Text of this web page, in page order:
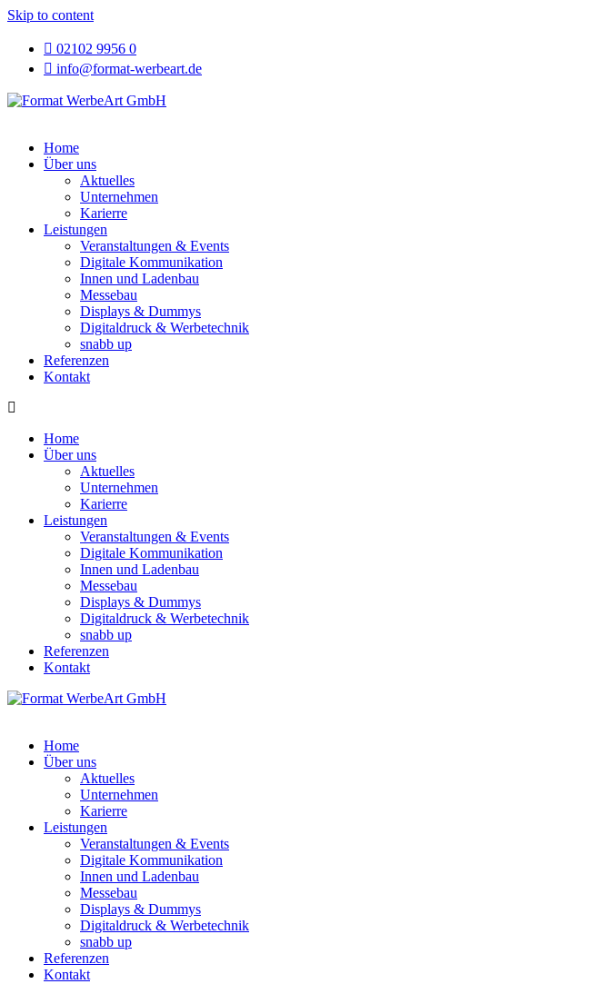
Skip to content
02102 9956 0
info@format-werbeart.de
Home
Über uns
Aktuelles
Unternehmen
Karierre
Leistungen
Veranstaltungen & Events
Digitale Kommunikation
Innen und Ladenbau
Messebau
Displays & Dummys
Digitaldruck & Werbetechnik
snabb up
Referenzen
Kontakt
Home
Über uns
Aktuelles
Unternehmen
Karierre
Leistungen
Veranstaltungen & Events
Digitale Kommunikation
Innen und Ladenbau
Messebau
Displays & Dummys
Digitaldruck & Werbetechnik
snabb up
Referenzen
Kontakt
Home
Über uns
Aktuelles
Unternehmen
Karierre
Leistungen
Veranstaltungen & Events
Digitale Kommunikation
Innen und Ladenbau
Messebau
Displays & Dummys
Digitaldruck & Werbetechnik
snabb up
Referenzen
Kontakt